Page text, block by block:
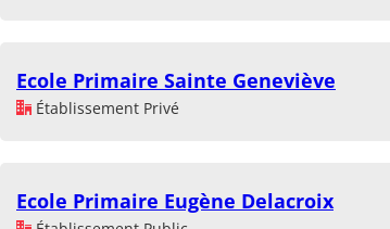
Ecole Primaire Sainte Geneviève
Établissement Privé
Ecole Primaire Eugène Delacroix